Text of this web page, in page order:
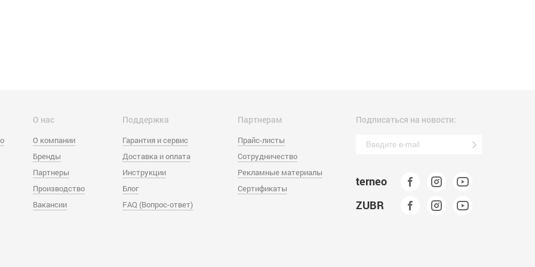
О нас
О компании
Бренды
Партнеры
Производство
Вакансии
Поддержка
Гарантия и сервис
Доставка и оплата
Инструкции
Блог
FAQ (Вопрос-ответ)
Партнерам
Прайс-листы
Сотрудничество
Рекламные материалы
Сертификаты
Подписаться на новости:
terneo
ZUBR